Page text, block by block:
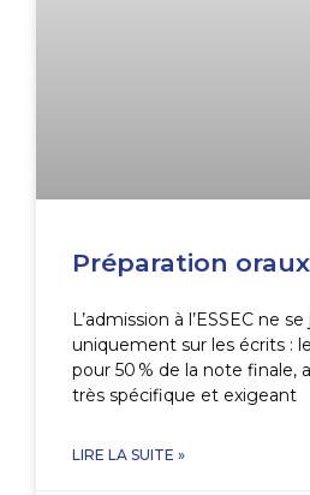
Préparation oraux
L’admission à l’ESSEC ne
uniquement sur les écrits :
pour 50 % de la note finale,
très spécifique et exigeant
LIRE LA SUITE »